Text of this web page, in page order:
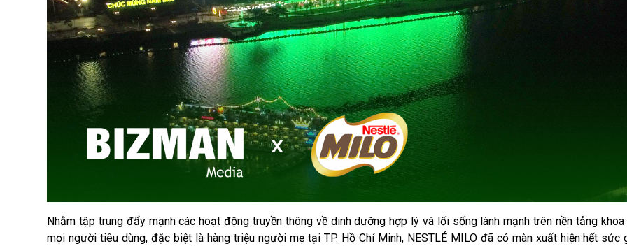
Nhằm tập trung đẩy mạnh các hoạt động truyền thông về dinh dưỡng hợp lý và lối sống lành mạnh trên nền tảng
mọi người tiêu dùng, đặc biệt là hàng triệu người mẹ tại TP. Hồ Chí Minh, NESTLÉ MILO đã có màn xuất hiện hết sức